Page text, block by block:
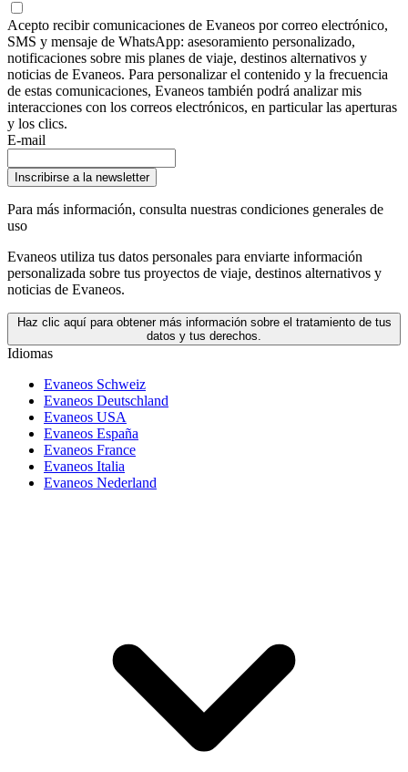
Acepto recibir comunicaciones de Evaneos por correo electrónico,
SMS y mensaje de WhatsApp: asesoramiento personalizado,
notificaciones sobre mis planes de viaje, destinos alternativos y
noticias de Evaneos. Para personalizar el contenido y la frecuencia
de estas comunicaciones, Evaneos también podrá analizar mis
interacciones con los correos electrónicos, en particular las aperturas
y los clics.
E-mail
Inscribirse a la newsletter
Para más información, consulta nuestras condiciones generales de
uso
Evaneos utiliza tus datos personales para enviarte información
personalizada sobre tus proyectos de viaje, destinos alternativos y
noticias de Evaneos.
Haz clic aquí para obtener más información sobre el tratamiento de tus
datos y tus derechos.
Idiomas
Evaneos Schweiz
Evaneos Deutschland
Evaneos USA
Evaneos España
Evaneos France
Evaneos Italia
Evaneos Nederland